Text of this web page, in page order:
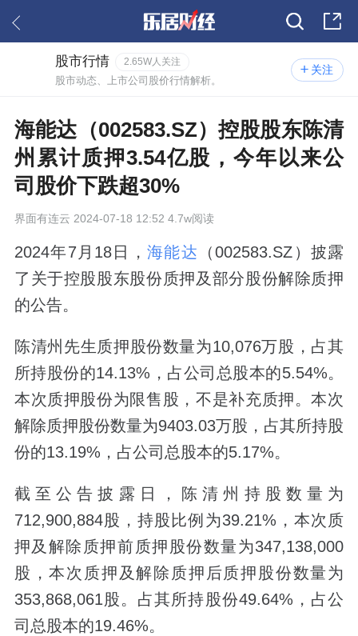
关注
股市行情 2.65W人关注
股市动态、上市公司股价行情解析。
海能达（002583.SZ）控股股东陈清
州累计质押3.54亿股，今年以来公
司股价下跌超30%
界面有连云 2024-07-18 12:52 4.7w阅读
2024年7月18日， 海能达 （002583.SZ）披露
了关于控股股东股份质押及部分股份解除质押
的公告。
陈清州先生质押股份数量为10,076万股，占其
所持股份的14.13%，占公司总股本的5.54%。
本次质押股份为限售股，不是补充质押。本次
解除质押股份数量为9403.03万股，占其所持股
份的13.19%，占公司总股本的5.17%。
截至公告披露日，陈清州持股数量为
712,900,884股，持股比例为39.21%，本次质
押及解除质押前质押股份数量为347,138,000
股，本次质押及解除质押后质押股份数量为
353,868,061股。占其所持股份49.64%，占公
司总股本的19.46%。